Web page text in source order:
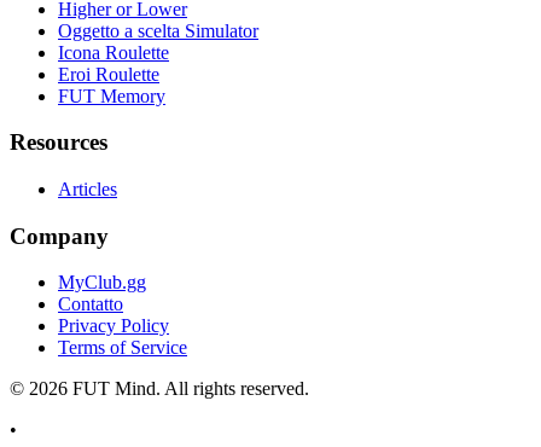
Higher or Lower
Oggetto a scelta Simulator
Icona Roulette
Eroi Roulette
FUT Memory
Resources
Articles
Company
MyClub.gg
Contatto
Privacy Policy
Terms of Service
© 2026 FUT Mind. All rights reserved.
•